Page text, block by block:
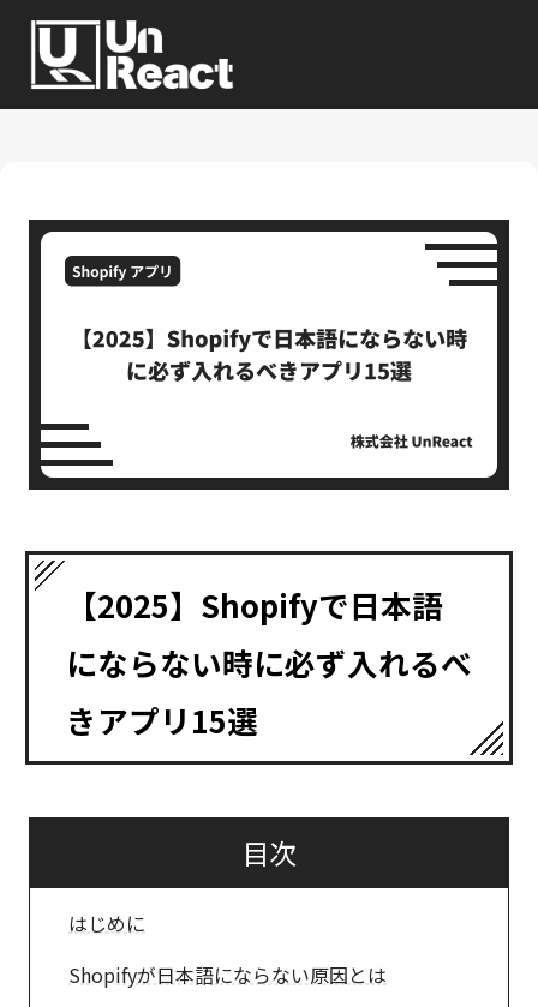
【2025】Shopifyで日本語
にならない時に必ず入れるべ
きアプリ15選
目次
はじめに
Shopifyが日本語にならない原因とは